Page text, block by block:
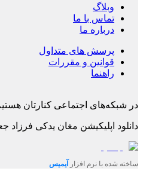
وبلاگ
تماس با ما
درباره ما
پرسش های متداول
قوانین و مقررات
راهنما
در شبکه‌های اجتماعی کنارتان
دانلود اپلیکیشن مغان یدکی فرزاد
ساخته شده با نرم افزار آیمیس